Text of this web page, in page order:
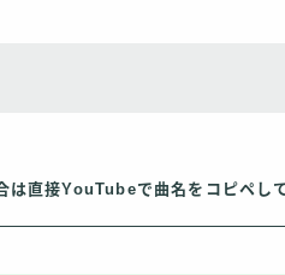
は直接YouTubeで曲名をコピペし